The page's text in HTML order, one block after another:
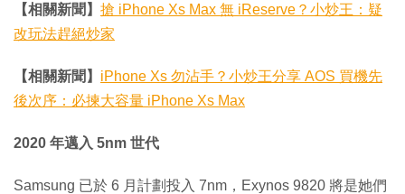
【相關新聞】 搶 iPhone Xs Max 無 iReserve？小炒王：疑
改玩法趕絕炒家
【相關新聞】 iPhone Xs 勿沾手？小炒王分享 AOS 買機先
後次序：必揀大容量 iPhone Xs Max
2020 年邁入 5nm 世代
Samsung 已於 6 月計劃投入 7nm，Exynos 9820 將是她們